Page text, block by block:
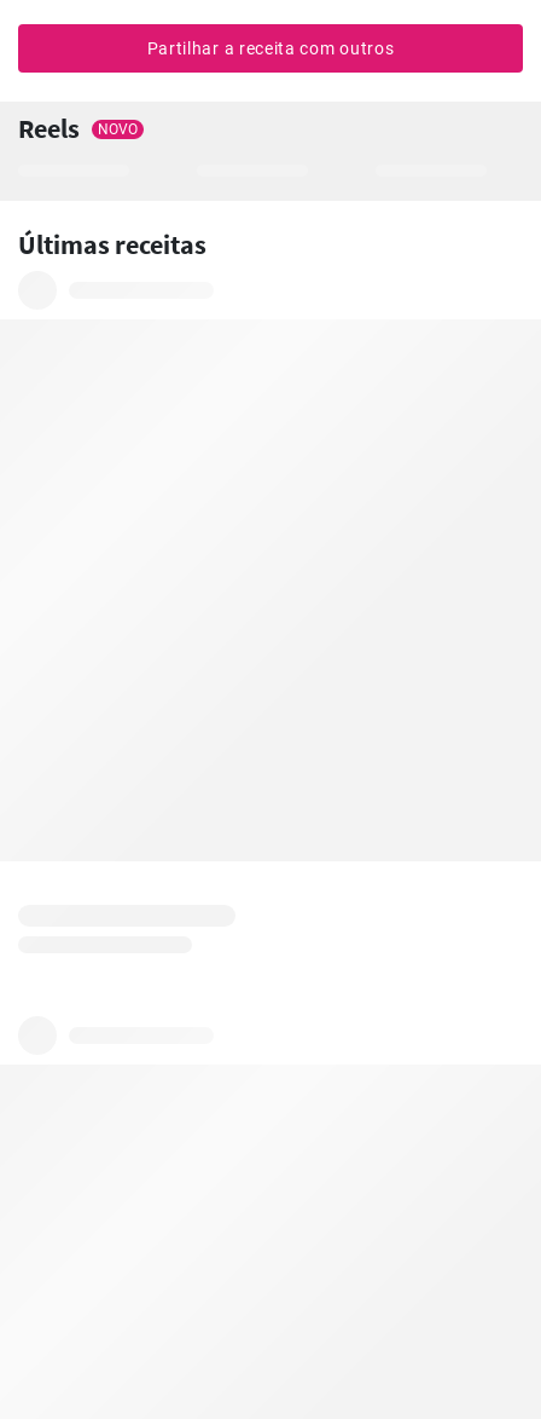
Partilhar a receita com outros
Reels NOVO
Últimas receitas